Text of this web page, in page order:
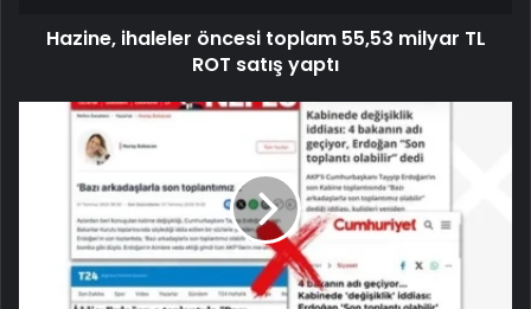
Hazine, ihaleler öncesi toplam 55,53 milyar TL
ROT satış yaptı